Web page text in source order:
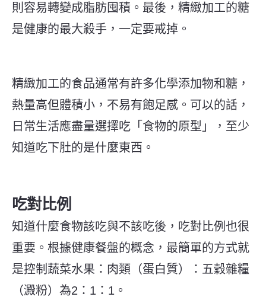
則容易轉變成脂肪囤積。最後，精緻加工的糖
是健康的最大殺手，一定要戒掉。
精緻加工的食品通常有許多化學添加物和糖，
熱量高但體積小，不易有飽足感。可以的話，
日常生活應盡量選擇吃「食物的原型」，至少
知道吃下肚的是什麼東西。
吃對比例
知道什麼食物該吃與不該吃後，吃對比例也很
重要。根據健康餐盤的概念，最簡單的方式就
是控制蔬菜水果：肉類（蛋白質）：五穀雜糧
（澱粉）為2：1：1。